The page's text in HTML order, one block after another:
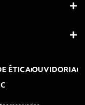
ÉTICAOUVIDORIA